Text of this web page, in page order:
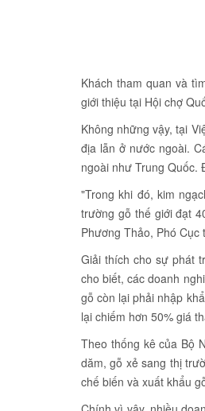
Khách tham quan và
giới thiệu tại Hội chợ
Không những vậy, tại
địa lẫn ở nước ngoài.
ngoài như Trung Quốc.
"Trong khi đó, kim
trường gỗ thế giới đạt
Phương Thảo, Phó
Giải thích cho sự phát
cho biết, các doanh
gỗ còn lại phải nhập
lại chiếm hơn 50% giá
Theo thống kê của Bộ
dăm, gỗ xẻ sang thị
chế biến và xuất khẩu